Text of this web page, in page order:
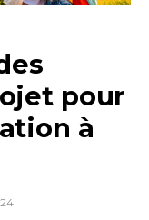
pour
à